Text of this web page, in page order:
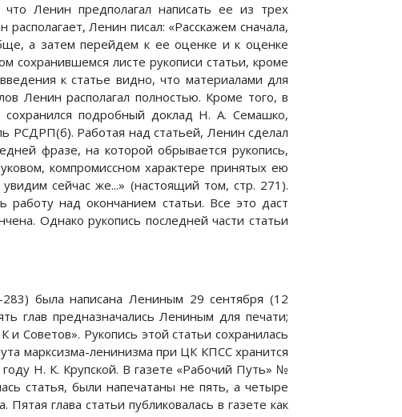
Ленин предполагал написать ее из трех
Ленин писал: «Расскажем сначала,
а затем перейдем к ее оценке и к оценке
сохранившемся листе рукописи статьи, кроме
к статье видно, что материалами для
Ленин располагал полностью. Кроме того, в
подробный доклад Н. А. Семашко,
РСДРП(б). Работая над статьей, Ленин сделал
фразе, на которой обрывается рукопись,
компромиссном характере принятых ею
сейчас же...» (настоящий том, стр. 271).
работу над окончанием статьи. Все это даст
Однако рукопись последней части статьи
была написана Лениным 29 сентября (12
глав предназначались Лениным для печати;
Советов». Рукопись этой статьи сохранилась
марксизма-ленинизма при ЦК КПСС хранится
Н. К. Крупской. В газете «Рабочий Путь» №
статья, были напечатаны не пять, а четыре
глава статьи публиковалась в газете как